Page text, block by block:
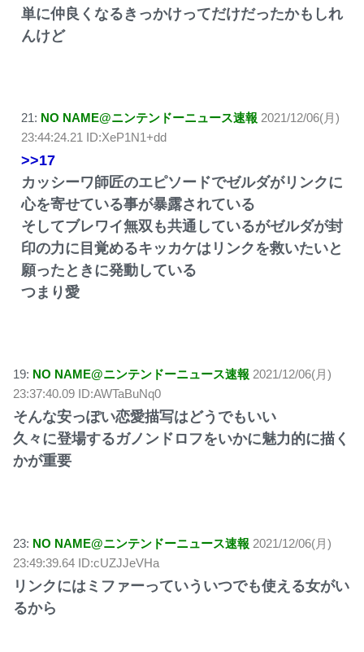
単に仲良くなるきっかけってだけだったかもしれ
んけど
21: NO NAME@ニンテンドーニュース速報 2021/12/06(月)
23:44:24.21 ID:XeP1N1+dd
>>17
カッシーワ師匠のエピソードでゼルダがリンクに
心を寄せている事が暴露されている
そしてブレワイ無双も共通しているがゼルダが封
印の力に目覚めるキッカケはリンクを救いたいと
願ったときに発動している
つまり愛
19: NO NAME@ニンテンドーニュース速報 2021/12/06(月)
23:37:40.09 ID:AWTaBuNq0
そんな安っぽい恋愛描写はどうでもいい
久々に登場するガノンドロフをいかに魅力的に描く
かが重要
23: NO NAME@ニンテンドーニュース速報 2021/12/06(月)
23:49:39.64 ID:cUZJJeVHa
リンクにはミファーっていういつでも使える女がい
るから